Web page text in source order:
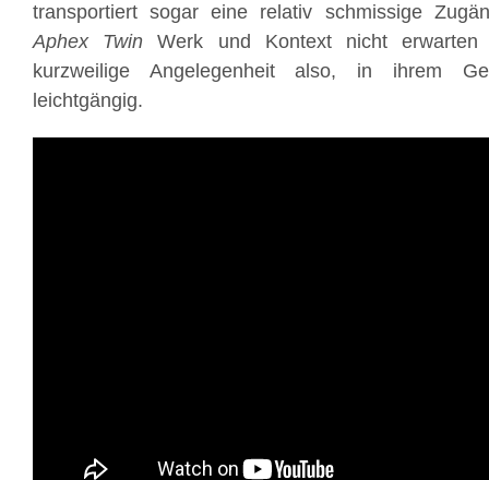
transportiert sogar eine relativ schmissige
Aphex Twin Werk und Kontext nicht erwarten
kurzweilige Angelegenheit also, in ihrem
leichtgängig.